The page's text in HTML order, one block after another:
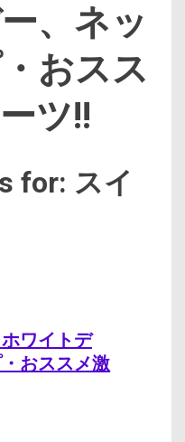
、ネッ
おスス
ツ!!
for: スイ
ワイトデ
おススメ激